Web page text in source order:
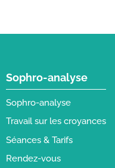
Sophro-analyse
Sophro-analyse
Travail sur les croyances
Séances & Tarifs
Rendez-vous